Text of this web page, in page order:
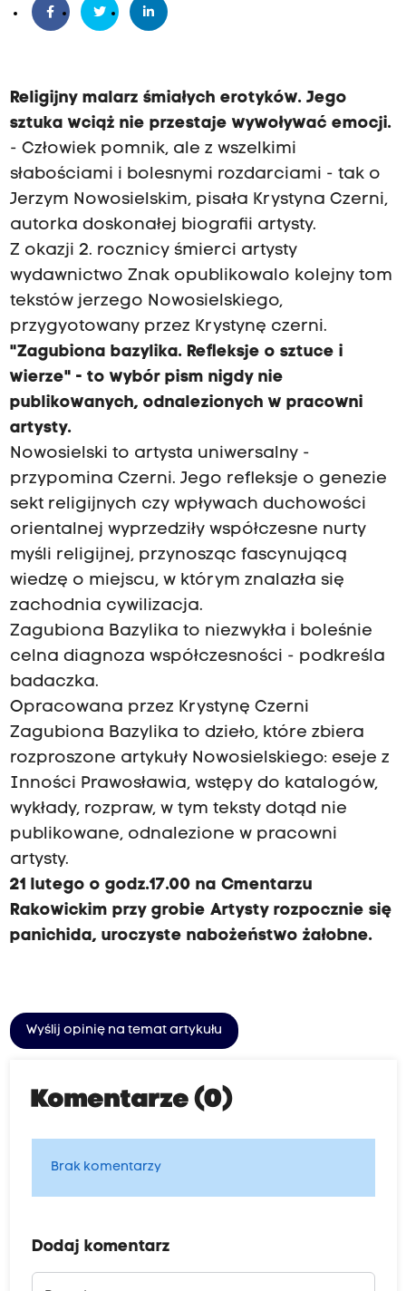
Religijny malarz śmiałych erotyków. Jego
sztuka wciąż nie przestaje wywoływać emocji.
- Człowiek pomnik, ale z wszelkimi
słabościami i bolesnymi rozdarciami - tak o
Jerzym Nowosielskim, pisała Krystyna Czerni,
autorka doskonałej biografii artysty.
Z okazji 2. rocznicy śmierci artysty
wydawnictwo Znak opublikowalo kolejny tom
tekstów jerzego Nowosielskiego,
przygyotowany przez Krystynę czerni.
"Zagubiona bazylika. Refleksje o sztuce i
wierze" - to wybór pism nigdy nie
publikowanych, odnalezionych w pracowni
artysty.
Nowosielski to artysta uniwersalny -
przypomina Czerni. Jego refleksje o genezie
sekt religijnych czy wpływach duchowości
orientalnej wyprzedziły współczesne nurty
myśli religijnej, przynosząc fascynującą
wiedzę o miejscu, w którym znalazła się
zachodnia cywilizacja.
Zagubiona Bazylika to niezwykła i boleśnie
celna diagnoza współczesności - podkreśla
badaczka.
Opracowana przez Krystynę Czerni
Zagubiona Bazylika to dzieło, które zbiera
rozproszone artykuły Nowosielskiego: eseje z
Inności Prawosławia, wstępy do katalogów,
wykłady, rozpraw, w tym teksty dotąd nie
publikowane, odnalezione w pracowni
artysty.
21 lutego o godz.17.00 na Cmentarzu
Rakowickim przy grobie Artysty rozpocznie się
panichida, uroczyste nabożeństwo żałobne.
Wyślij opinię na temat artykułu
Komentarze (0)
Brak komentarzy
Dodaj komentarz